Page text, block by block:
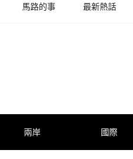
馬路的事 最新熱話
兩岸 國際